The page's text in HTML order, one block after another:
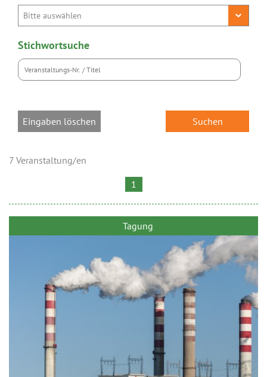
Stichwortsuche
Eingaben löschen
7 Veranstaltung/en
1
Tagung